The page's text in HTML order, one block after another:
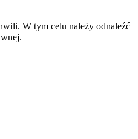
W tym celu należy odnaleźć